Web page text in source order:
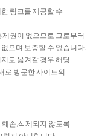
링크를 제공할 수
권이 없으므로 그로부터
으며 보증할 수 없습니다.
로 옮겨갈 경우 해당
로 방문한 사이트의
손,삭제되지 않도록